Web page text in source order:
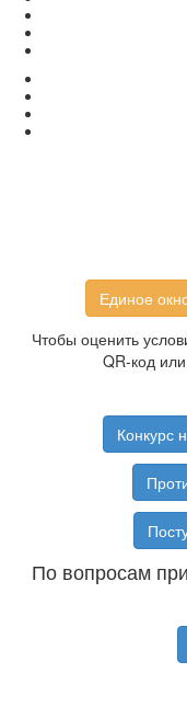
Единое
Чтобы оценить
QR-код
Конкурс
По вопросам